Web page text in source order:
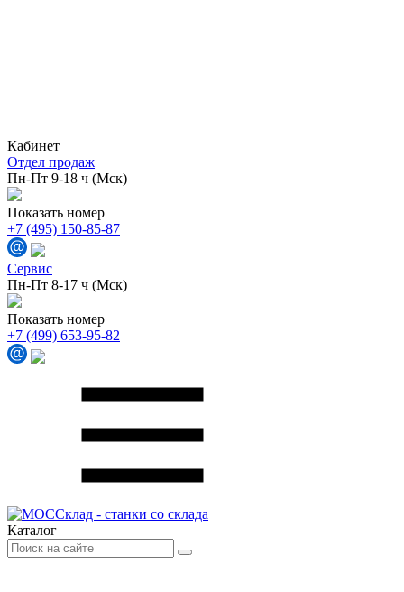
Кабинет
Отдел продаж
Пн-Пт 9-18 ч (Мск)
Показать номер
+7 (495) 150-85-87
Сервис
Пн-Пт 8-17 ч (Мск)
Показать номер
+7 (499) 653-95-82
Каталог